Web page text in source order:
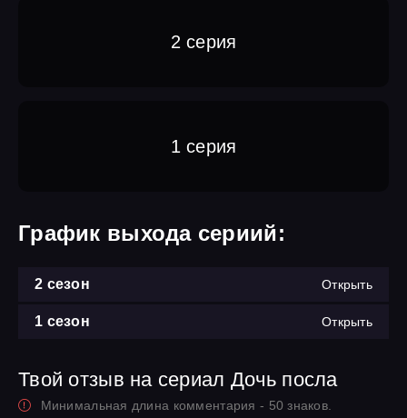
2 серия
1 серия
График выхода сериий:
2 сезон Открыть
1 сезон Открыть
Твой отзыв на сериал Дочь посла
Минимальная длина комментария - 50 знаков.